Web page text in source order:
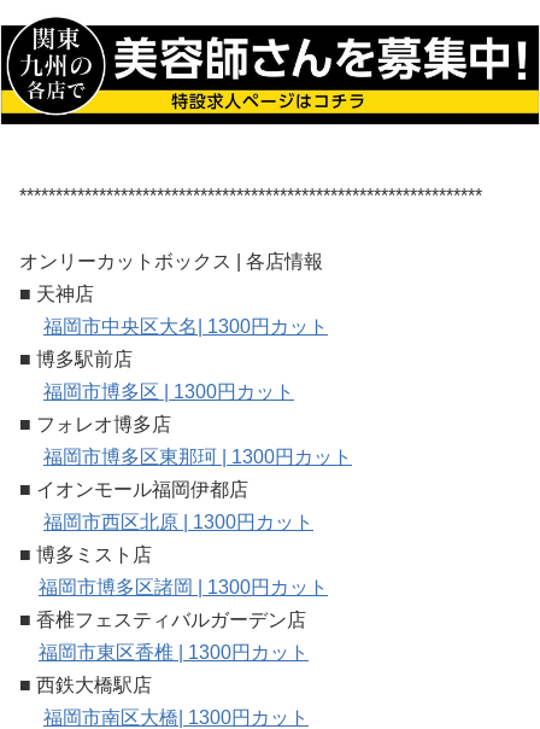
****************************************************************
オンリーカットボックス | 各店情報
■ 天神店
福岡市中央区大名| 1300円カット
■ 博多駅前店
福岡市博多区 | 1300円カット
■ フォレオ博多店
福岡市博多区東那珂 | 1300円カット
■ イオンモール福岡伊都店
福岡市西区北原 | 1300円カット
■ 博多ミスト店
福岡市博多区諸岡 | 1300円カット
■ 香椎フェスティバルガーデン店
福岡市東区香椎 | 1300円カット
■ 西鉄大橋駅店
福岡市南区大橋| 1300円カット